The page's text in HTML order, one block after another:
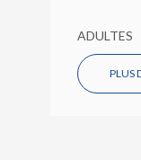
ADULTES
PLUS